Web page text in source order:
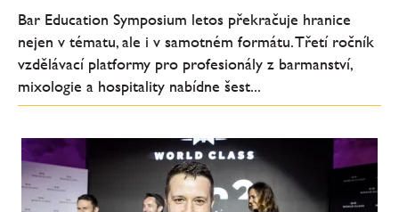
Bar Education Symposium letos překračuje hranice
nejen v tématu, ale i v samotném formátu. Třetí ročník
vzdělávací platformy pro profesionály z barmanství,
mixologie a hospitality nabídne šest...